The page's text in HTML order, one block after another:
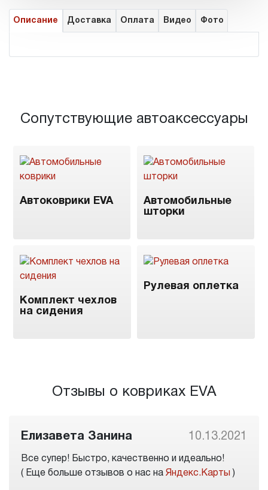
Описание Доставка Оплата Видео Фото
Сопутствующие автоаксессуары
Автоковрики EVA
Автомобильные
шторки
Комплект чехлов
на сидения
Рулевая оплетка
Отзывы о ковриках EVA
Елизавета Занина 10.13.2021
Все супер! Быстро, качественно и идеально!
( Еще больше отзывов о нас на Яндекс.Карты )